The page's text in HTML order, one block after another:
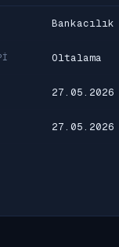
Oltalama
27.05.2026
27.05.2026